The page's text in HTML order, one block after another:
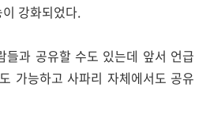
강화되었다.
들과 공유할 수도 있는데 앞서 언급
가능하고 사파리 자체에서도 공유